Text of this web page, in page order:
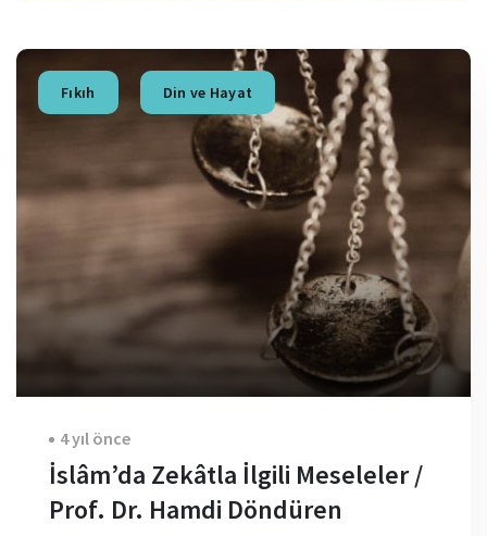
Fıkıh Din ve Hayat
4 yıl önce
İslâm’da Zekâtla İlgili Meseleler /
Prof. Dr. Hamdi Döndüren